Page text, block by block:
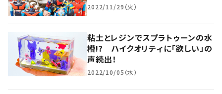
2022/11/29（火）
粘土とレジンでスプラトゥーンの水
槽!? ハイクオリティに「欲しい」の
声続出！
2022/10/05（水）